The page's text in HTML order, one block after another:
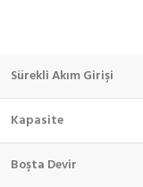
Sürekli Akım Girişi
Kapasite
Boşta Devir